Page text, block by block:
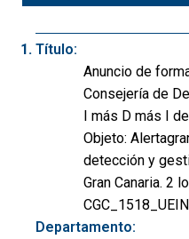
Título:
Anuncio de
Consejería de
I más D más I
Objeto:
detección y
Gran Canaria. 2
Departamento: